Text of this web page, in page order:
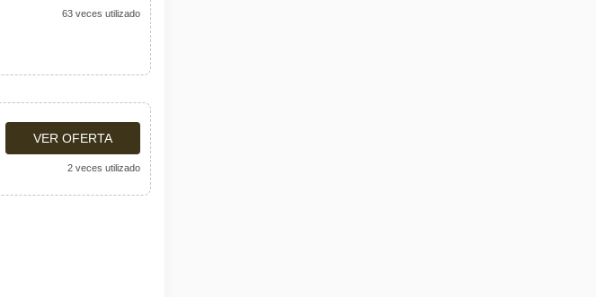
63 veces utilizado
VER OFERTA
2 veces utilizado